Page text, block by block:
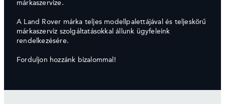
márkaszervize.
A Land Rover márka teljes modellpalettájával és teljeskörű
márkaszerviz szolgáltatásokkal állunk ügyfeleink
rendelkezésére.
Forduljon hozzánk bizalommal!